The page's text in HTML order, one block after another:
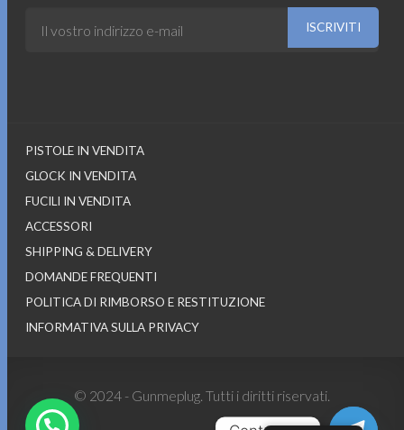
PISTOLE IN VENDITA
GLOCK IN VENDITA
FUCILI IN VENDITA
ACCESSORI
SHIPPING & DELIVERY
DOMANDE FREQUENTI
POLITICA DI RIMBORSO E RESTITUZIONE
INFORMATIVA SULLA PRIVACY
© 2024 - Gunmeplug. Tutti i diritti riservati.